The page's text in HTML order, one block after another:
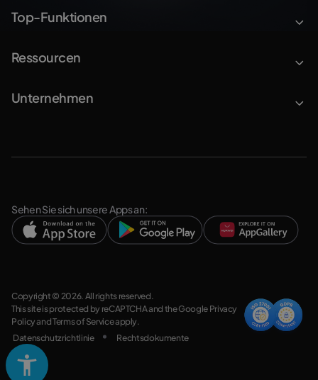
Top-Funktionen
Ressourcen
Unternehmen
Sehen Sie sich unsere Apps an:
Copyright © 2026. All rights reserved.
This site is protected by reCAPTCHA and the Google Privacy
PolicyandTerms of Serviceapply.
Datenschutzrichtlinie
Rechtsdokumente